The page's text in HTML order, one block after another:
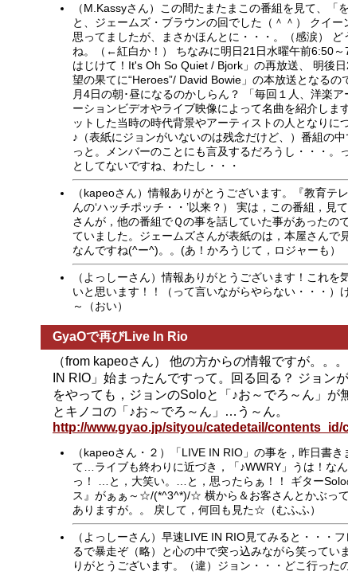
（M.Kassyさん）この間たまたまこの番組を見て、「
と、ジェームズ・ブラウンの回でした（＾＾） クイ
思ってましたが、まさかほんとに・・・。（感涙）
ね。（←紅白か！） ちなみに明日21日水曜午前6:50
はじけて！It's Oh So Quiet / Bjork」の再放送、 明後
望の果てに“Heroes”/ David Bowie」の本放送となる
月4日の朝･昼になるのかしらん？ 「毎回１人、洋楽
ーションビデオやライブ映像によって名曲を紹介しま
ットした当時の時代背景やアーティストの人となりに
♪（表紙にジョンがいないのは残念だけど、）番組の中
っと。メンバーのことにも言及するだろうし・・・。っ
としてないですね、わたし・・・
（kapeoさん）情報ありがとうございます。『教育テ
んの‘ハッチポッチ・・’以来？） 実は，この番組，見
さんが，他の番組でＱの事を話していた事があったの
ていました。ジェームズさんが表紙のは，本屋さんで
なんですね(^ー^)。。(あ！かろうじて，ロジャーも）
（よっしーさん）情報ありがとうございます！これ
いと思います！！（って言いながらやらない・・・）
～（おい）
GyaOで再びLive In Rio
（from kapeoさん） 他の方からの情報ですが。。
IN RIO」始まったんですって。回る回る？ ジョン
をやっても，ジョンのSoloと「♪お～でろ～ん」が
とキノコの「♪お～でろ～ん」…う～ん。
http://www.gyao.jp/sityou/catedetail/contents_id/
（kapeoさん・２）「LIVE IN RIO」の事を，昨日書
て…ライブも終わりに近づき，「♪WWRY」うは！な
っ！ …と，大笑い。…と，思ったらぁ！！ ギター
ス』がぁぁ～☆/(*^3^*)/☆ 横から＆お客さんとかぶっ
ありますが。。 戻して，何回も見た☆（むふふ）
（よっしーさん）早速LIVE IN RIO見てみると・・・
るで暴走ぞ（略）と心の中で突っ込みながら笑ってい
りがとうございます。（違）ジョン・・・どこ行った